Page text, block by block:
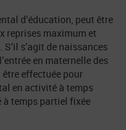
d’éducation, peut être
reprises maximum et
s’agit de naissances
en maternelle des
effectuée pour
en activité à temps
à temps partiel fixée